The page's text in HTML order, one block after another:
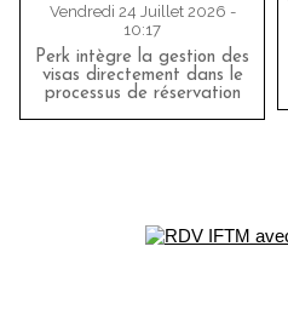
Vendredi 24 Juillet 2026 -
10:17
Perk intègre la gestion des
visas directement dans le
processus de réservation